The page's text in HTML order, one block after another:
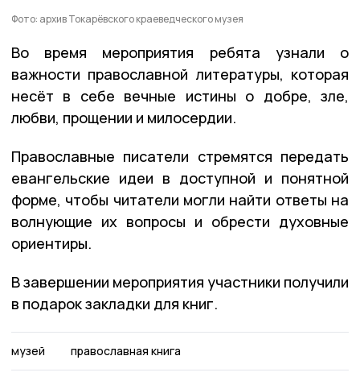
Фото: архив Токарёвского краеведческого музея
Во время мероприятия ребята узнали о
важности православной литературы, которая
несёт в себе вечные истины о добре, зле,
любви, прощении и милосердии.
Православные писатели стремятся передать
евангельские идеи в доступной и понятной
форме, чтобы читатели могли найти ответы на
волнующие их вопросы и обрести духовные
ориентиры.
В завершении мероприятия участники получили
в подарок закладки для книг.
музей православная книга